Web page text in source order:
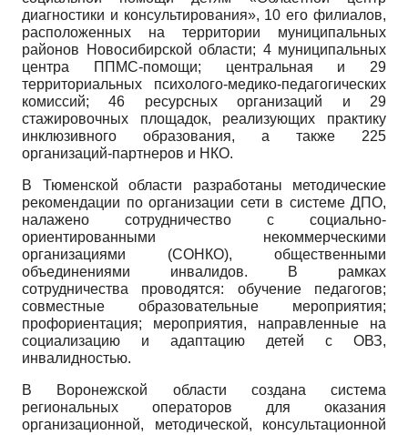
диагностики и консультирования», 10 его филиалов,
расположенных на территории муниципальных
районов Новосибирской области; 4 муниципальных
центра ППМС-помощи; центральная и 29
территориальных психолого-медико-педагогических
комиссий; 46 ресурсных организаций и 29
стажировочных площадок, реализующих практику
инклюзивного образования, а также 225
организаций-партнеров и НКО.
В Тюменской области разработаны методические
рекомендации по организации сети в системе ДПО,
налажено сотрудничество с социально-
ориентированными некоммерческими
организациями (СОНКО), общественными
объединениями инвалидов. В рамках
сотрудничества проводятся: обучение педагогов;
совместные образовательные мероприятия;
профориентация; мероприятия, направленные на
социализацию и адаптацию детей с ОВЗ,
инвалидностью.
В Воронежской области создана система
региональных операторов для оказания
организационной, методической, консультационной